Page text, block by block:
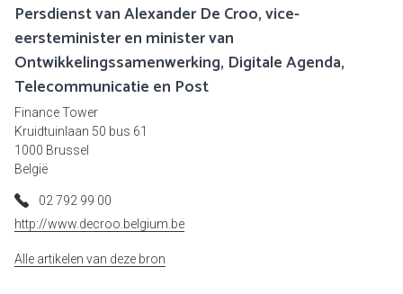
Persdienst van Alexander De Croo, vice-
eersteminister en minister van
Ontwikkelingssamenwerking, Digitale Agenda,
Telecommunicatie en Post
Finance Tower
Kruidtuinlaan 50 bus 61
1000 Brussel
België
02 792 99 00
http://www.decroo.belgium.be
Alle artikelen van deze bron